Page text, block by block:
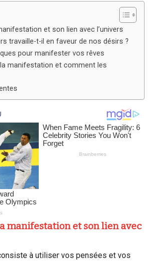
et son lien avec l’univers
travaille-t-il en faveur de nos désirs ?
pour manifester vos rêves
manifestation et comment les
manifestation et son lien avec
à utiliser vos pensées et vos